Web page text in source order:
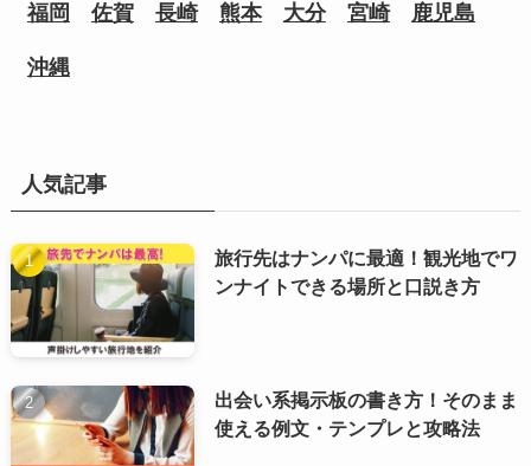
福岡 佐賀 長崎 熊本 大分 宮崎 鹿児島
沖縄
人気記事
旅行先はナンパに最適！観光地でワ
ンナイトできる場所と口説き方
出会い系掲示板の書き方！そのまま
使える例文・テンプレと攻略法